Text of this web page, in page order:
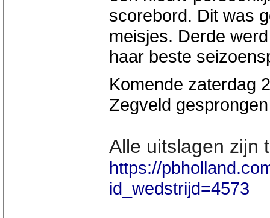
scorebord. Dit was
meisjes. Derde
haar beste
Komende zaterdag
Zegveld
Alle uitslagen zijn
https://
id_wedstrijd=4573